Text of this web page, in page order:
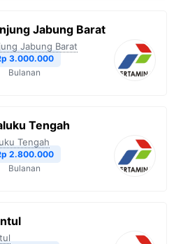
Jabung Barat
Jabung Barat
3.000.000
Bulanan
Tengah
Tengah
2.800.000
Bulanan